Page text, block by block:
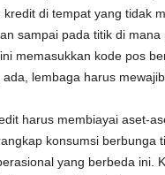
kredit di tempat yang tidak
sampai pada titik di
memasukkan kode pos
lembaga harus
harus membiayai aset-
konsumsi berbunga
yang berbeda ini.